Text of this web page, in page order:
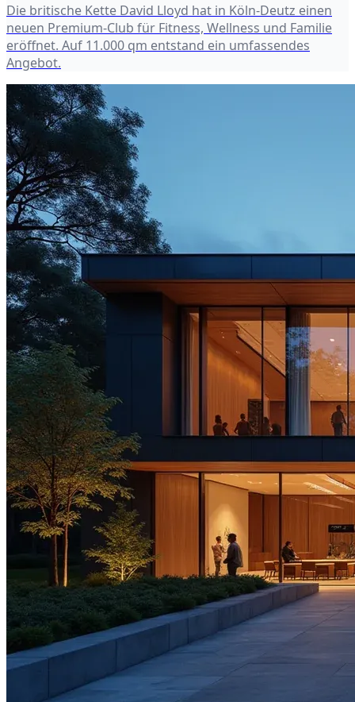
Die britische Kette David Lloyd hat in Köln-Deutz einen
neuen Premium-Club für Fitness, Wellness und Familie
eröffnet. Auf 11.000 qm entstand ein umfassendes
Angebot.